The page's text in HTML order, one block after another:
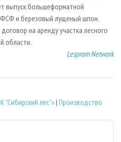
выпуск большеформатной
и березовый лущеный шпон.
на аренду участка лесного
области.
Lesprom Network
"Сибирский лес"»| Производство